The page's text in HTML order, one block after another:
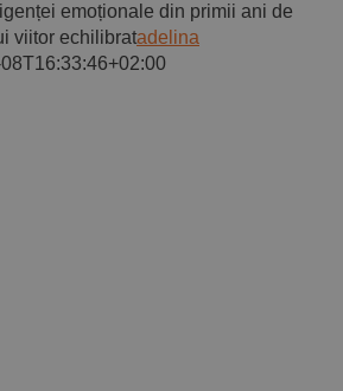
emoționale din primii ani de
viitor echilibratadelina